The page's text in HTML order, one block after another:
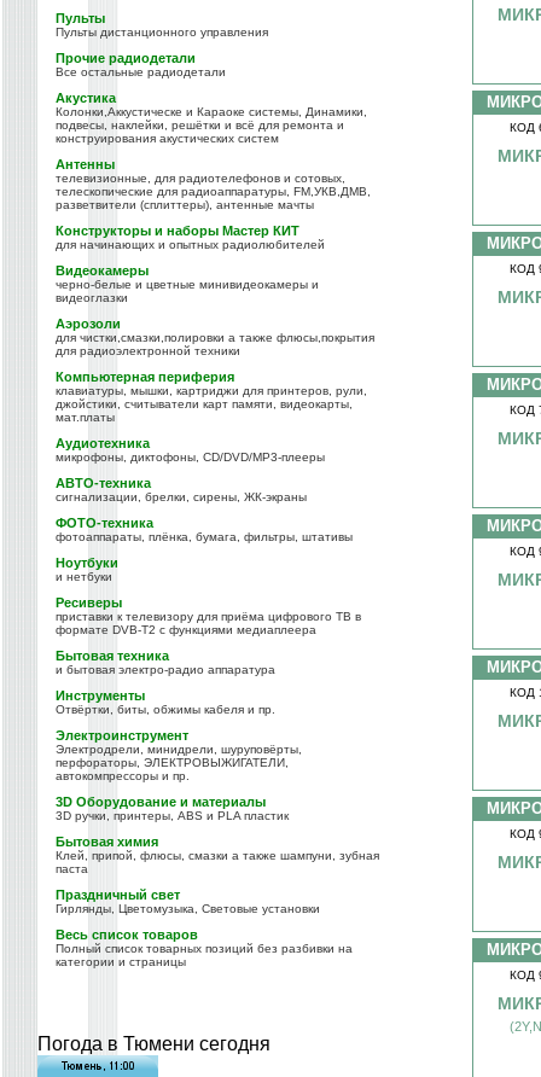
Пульты
Пульты дистанционного управления
Прочие радиодетали
Все остальные радиодетали
Акустика
Колонки,Аккустическе и Караоке системы, Динамики,
подвесы, наклейки, решётки и всё для ремонта и
конструирования акустических систем
Антенны
телевизионные, для радиотелефонов и сотовых,
телескопические для радиоаппаратуры, FM,УКВ,ДМВ,
разветвители (сплиттеры), антенные мачты
Конструкторы и наборы Мастер КИТ
для начинающих и опытных радиолюбителей
Видеокамеры
черно-белые и цветные минивидеокамеры и
видеоглазки
Аэрозоли
для чистки,смазки,полировки а также флюсы,покрытия
для радиоэлектронной техники
Компьютерная периферия
клавиатуры, мышки, картриджи для принтеров, рули,
джойстики, считыватели карт памяти, видеокарты,
мат.платы
Аудиотехника
микрофоны, диктофоны, CD/DVD/MP3-плееры
АВТО-техника
сигнализации, брелки, сирены, ЖК-экраны
ФОТО-техника
фотоаппараты, плёнка, бумага, фильтры, штативы
Ноутбуки
и нетбуки
Ресиверы
приставки к телевизору для приёма цифрового ТВ в
формате DVB-T2 с функциями медиаплеера
Бытовая техника
и бытовая электро-радио аппаратура
Инструменты
Отвёртки, биты, обжимы кабеля и пр.
Электроинструмент
Электродрели, минидрели, шуруповёрты,
перфораторы, ЭЛЕКТРОВЫЖИГАТЕЛИ,
автокомпрессоры и пр.
3D Оборудование и материалы
3D ручки, принтеры, ABS и PLA пластик
Бытовая химия
Клей, припой, флюсы, смазки а также шампуни, зубная
паста
Праздничный свет
Гирлянды, Цветомузыка, Световые установки
Весь список товаров
Полный список товарных позиций без разбивки на
категории и страницы
Погода в Тюмени сегодня
КОД
КОД
КОД
КОД
КОД
КОД
КОД